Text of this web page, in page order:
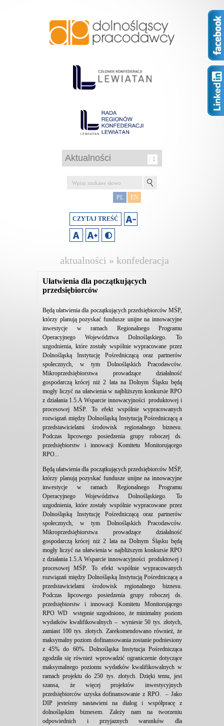
PL EN
CZYTAJ TREŚĆ
aktualności » konfederacja
Ułatwienia dla początkujących
przedsiębiorców
Będą ułatwienia dla początkujących przedsiębiorców MŚP,
którzy planują pozyskać fundusze unijne na innowacyjne
inwestycje w ramach Regionalnego Programu
Operacyjnego Województwa Dolnośląskiego. To
uzgodnienia, które zostały wspólnie wypracowane przez
Dolnośląską Instytucję Pośredniczącą oraz partnerów
społecznych, w tym Dolnośląskich Pracodawców.
Mikroprzedsiębiorstwa prowadzące działalność
gospodarczą krócej niż 2 lata na Dolnym Śląsku będą
mogły liczyć na ułatwienia w najbliższym konkursie RPO
z działania 1.5.A Wsparcie innowacyjności produktowej i
procesowej MŚP. To efekt wspólnie wypracowanych
rozwiązań między Dolnośląską Instytucją Pośredniczącą a
przedstawicielami środowisk regionalnego biznesu.
Podczas lipcowego posiedzenia grupy roboczej ds.
przedsiębiorstw i innowacji Komitetu Monitorującego
RPO...
Będą ułatwienia dla początkujących przedsiębiorców MŚP,
którzy planują pozyskać fundusze unijne na innowacyjne
inwestycje w ramach Regionalnego Programu
Operacyjnego Województwa Dolnośląskiego. To
uzgodnienia, które zostały wspólnie wypracowane przez
Dolnośląską Instytucję Pośredniczącą oraz partnerów
społecznych, w tym Dolnośląskich Pracodawców.
Mikroprzedsiębiorstwa prowadzące działalność
gospodarczą krócej niż 2 lata na Dolnym Śląsku będą
mogły liczyć na ułatwienia w najbliższym konkursie RPO
z działania 1.5.A Wsparcie innowacyjności produktowej i
procesowej MŚP. To efekt wspólnie wypracowanych
rozwiązań między Dolnośląską Instytucją Pośredniczącą a
przedstawicielami środowisk regionalnego biznesu.
Podczas lipcowego posiedzenia grupy roboczej ds.
przedsiębiorstw i innowacji Komitetu Monitorującego
RPO WD wstępnie uzgodniono, że minimalny poziom
wydatków kwalifikowalnych – wyniesie 50 tys. złotych,
zamiast 100 tys. złotych. Zarekomendowano również, że
maksymalny poziom dofinansowania zostanie podniesiony
z 45% do 60%. Dolnośląska Instytucja Pośrednicząca
zgodziła się również wprowadzić ograniczenie dotyczące
maksymalnego poziomu wydatków kwalifikowalnych w
ramach projektu do 250 tys. złotych. Dzięki temu, jest
szansa, że więcej projektów inwestycyjnych
przedsiębiorców uzyska dofinansowanie z RPO. – Jako
DIP jesteśmy nastawieni na dialog i współpracę z
dolnośląskim biznesem. Zależy nam na tworzeniu
odpowiednich i przyjaznych warunków dla